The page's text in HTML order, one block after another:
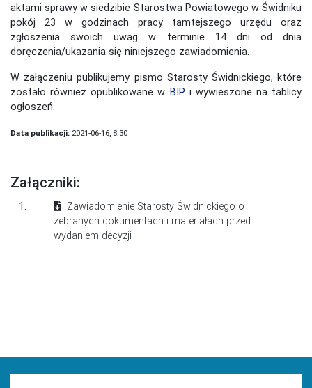
aktami sprawy w siedzibie Starostwa Powiatowego w Świdniku
pokój 23 w godzinach pracy tamtejszego urzędu oraz
zgłoszenia swoich uwag w terminie 14 dni od dnia
doręczenia/ukazania się niniejszego zawiadomienia.
W załączeniu publikujemy pismo Starosty Świdnickiego, które
zostało również opublikowane w BIP i wywieszone na tablicy
ogłoszeń.
Data publikacji: 2021-06-16, 8:30
Załączniki:
1.
Zawiadomienie Starosty Świdnickiego o
zebranych dokumentach i materiałach przed
wydaniem decyzji